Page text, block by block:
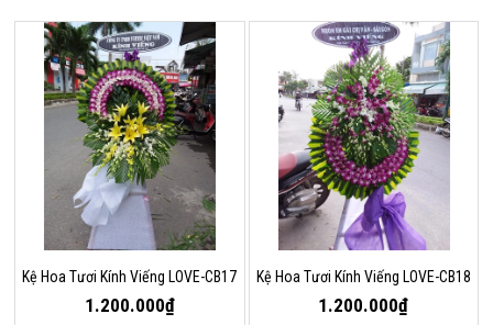
Kệ Hoa Tươi Kính Viếng LOVE-CB17
1.200.000₫
Kệ Hoa Tươi Kính Viếng LOVE-CB18
1.200.000₫